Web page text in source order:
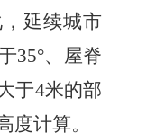
延续城市
35°、屋脊
于4米的部
度计算。